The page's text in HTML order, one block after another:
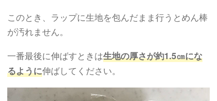
このとき、ラップに生地を包んだまま行うとめん棒
が汚れません。
一番最後に伸ばすときは生地の厚さが約1.5㎝にな
るように伸ばしてください。